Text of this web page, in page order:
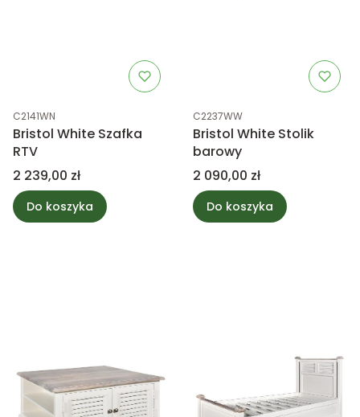
Kod produktu
C2141WN
Bristol White Szafka
RTV
Cena
2 239,00 zł
Do koszyka
Kod produktu
C2237WW
Bristol White Stolik
barowy
Cena
2 090,00 zł
Do koszyka